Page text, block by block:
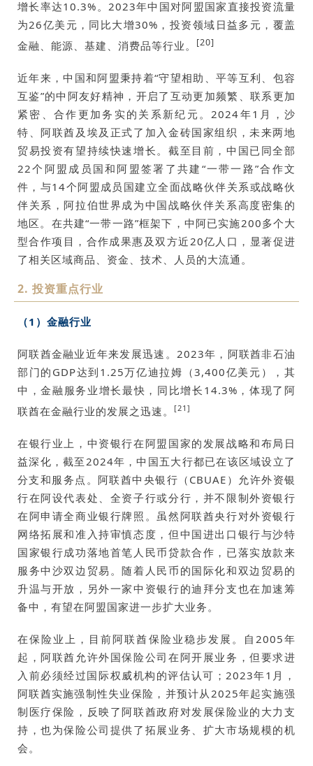
增长率达10.3%。2023年中国对阿盟国家直接投资流量
为26亿美元，同比大增30%，投资领域日益多元，覆盖
金融、能源、基建、消费品等行业。
[20]
近年来，中国和阿盟秉持着“守望相助、平等互利、包容
互鉴”的中阿友好精神，开启了互动更加频繁、联系更加
紧密、合作更加务实的关系新纪元。2024年1月，沙
特、阿联酋及埃及正式了加入金砖国家组织，未来两地
贸易投资有望持续快速增长。截至目前，中国已同全部
22个阿盟成员国和阿盟签署了共建“一带一路”合作文
件，与14个阿盟成员国建立全面战略伙伴关系或战略伙
伴关系，阿拉伯世界成为中国战略伙伴关系高度密集的
地区。在共建“一带一路”框架下，中阿已实施200多个大
型合作项目，合作成果惠及双方近20亿人口，显著促进
了相关区域商品、资金、技术、人员的大流通。
2. 投资重点行业
（1）金融行业
阿联酋金融业近年来发展迅速。2023年，阿联酋非石油
部门的GDP达到1.25万亿迪拉姆（3,400亿美元），其
中，金融服务业增长最快，同比增长14.3%，体现了阿
联酋在金融行业的发展之迅速。
[21]
在银行业上，中资银行在阿盟国家的发展战略和布局日
益深化，截至2024年，中国五大行都已在该区域设立了
分支和服务点。阿联酋中央银行（CBUAE）允许外资银
行在阿设代表处、全资子行或分行，并不限制外资银行
在阿申请全商业银行牌照。虽然阿联酋央行对外资银行
网络拓展和准入持审慎态度，但中国进出口银行与沙特
国家银行成功落地首笔人民币贷款合作，已落实放款来
服务中沙双边贸易。随着人民币的国际化和双边贸易的
升温与开放，另外一家中资银行的迪拜分支也在加速筹
备中，有望在阿盟国家进一步扩大业务。
在保险业上，目前阿联酋保险业稳步发展。自2005年
起，阿联酋允许外国保险公司在阿开展业务，但要求进
入前必须经过国际权威机构的评估认可；2023年1月，
阿联酋实施强制性失业保险，并预计从2025年起实施强
制医疗保险，反映了阿联酋政府对发展保险业的大力支
持，也为保险公司提供了拓展业务、扩大市场规模的机
会。